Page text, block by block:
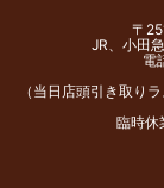
〒
JR、小田
電
（当日店頭引き取り
臨時休